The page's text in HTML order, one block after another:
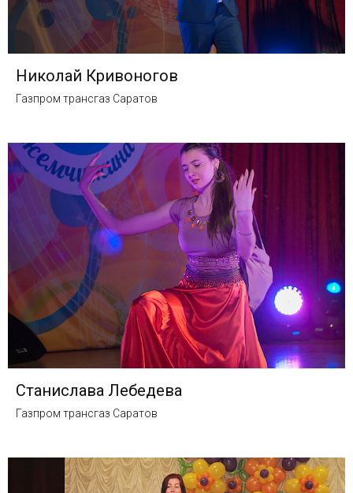
Николай Кривоногов
Газпром трансгаз Саратов
Станислава Лебедева
Газпром трансгаз Саратов